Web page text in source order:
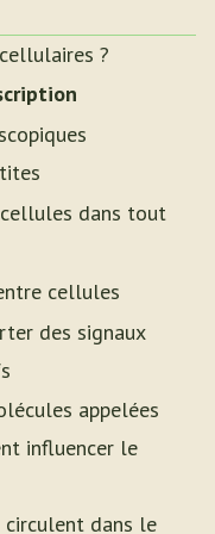
?
dans tout
cellules
des signaux
appelées
influencer le
circulent dans le